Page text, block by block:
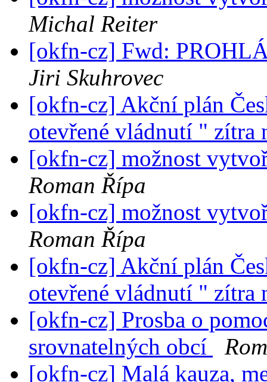
Michal Reiter
[okfn-cz] Fwd:
Jiri Skuhrovec
[okfn-cz] Akční plán
otevřené vládnutí " zítra
[okfn-cz] možnost
Roman Řípa
[okfn-cz] možnost
Roman Řípa
[okfn-cz] Akční plán
otevřené vládnutí " zítra
[okfn-cz] Prosba o
srovnatelných obcí
[okfn-cz] Malá kauza,